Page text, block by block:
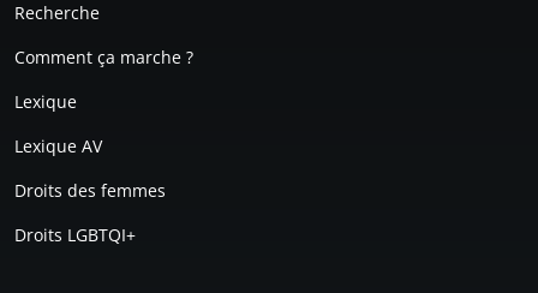
Recherche
Comment ça marche ?
Lexique
Lexique AV
Droits des femmes
Droits LGBTQI+